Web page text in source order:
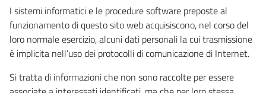
I sistemi informatici e le procedure software preposte al
funzionamento di questo sito web acquisiscono, nel corso del
loro normale esercizio, alcuni dati personali la cui trasmissione
è implicita nell’uso dei protocolli di comunicazione di Internet.
Si tratta di informazioni che non sono raccolte per essere